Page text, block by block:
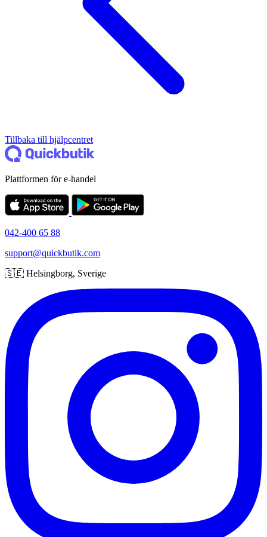
Tillbaka till hjälpcentret
Plattformen för e-handel
042-400 65 88
support@quickbutik.com
🇸🇪 Helsingborg, Sverige